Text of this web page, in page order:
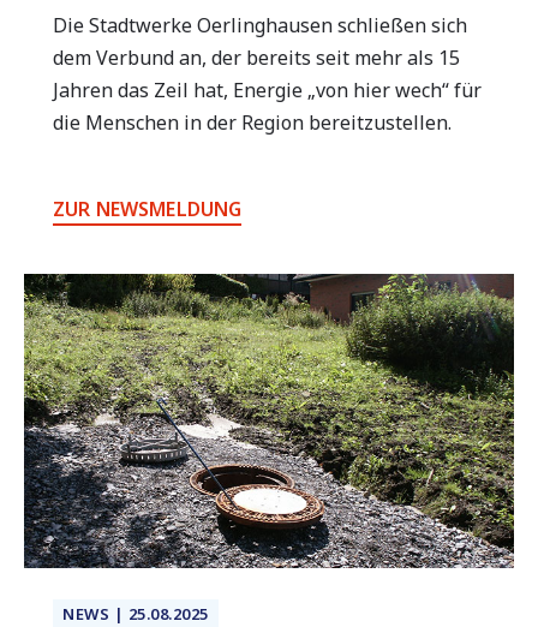
Die Stadtwerke Oerlinghausen schließen sich
dem Verbund an, der bereits seit mehr als 15
Jahren das Zeil hat, Energie „von hier wech“ für
die Menschen in der Region bereitzustellen.
ZUR NEWSMELDUNG
NEWS | 25.08.2025